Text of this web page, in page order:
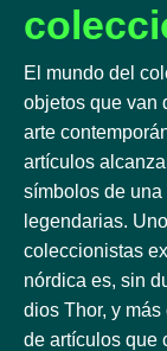
El mundo del
objetos que van
arte
artículos
símbolos de
legendarias.
coleccionistas
nórdica es, sin
dios Thor, y
de artículos que